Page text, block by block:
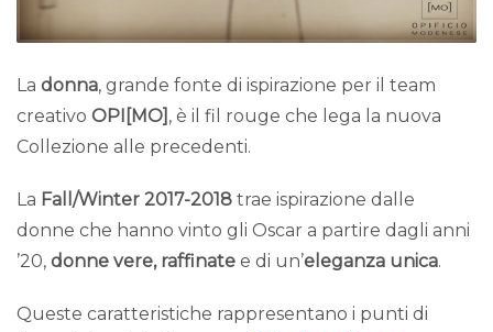
La donna, grande fonte di ispirazione per il team
creativo OPI[MO] , è il fil rouge che lega la nuova
Collezione alle precedenti.
La Fall/Winter 2017-2018 trae ispirazione dalle
donne che hanno vinto gli Oscar a partire dagli anni
’20, donne vere, raffinate e di un’eleganza unica.
Queste caratteristiche rappresentano i punti di